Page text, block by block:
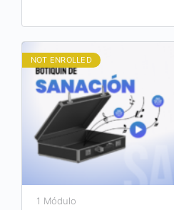
NOT ENROLLED
1 Módulo